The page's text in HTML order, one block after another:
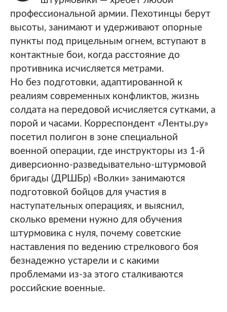
профессиональной армии. Пехотинцы берут
высоты, занимают и удерживают опорные
пункты под прицельным огнем, вступают в
контактные бои, когда расстояние до
противника исчисляется метрами.
Но без подготовки, адаптированной к
реалиям современных конфликтов, жизнь
солдата на передовой исчисляется сутками, а
порой и часами. Корреспондент «Ленты.ру»
посетил полигон в зоне специальной
военной операции, где инструкторы из 1-й
диверсионно-разведывательно-штурмовой
бригады (ДРШБр) «Волки» занимаются
подготовкой бойцов для участия в
наступательных операциях, и выяснил,
сколько времени нужно для обучения
штурмовика с нуля, почему советские
наставления по ведению стрелкового боя
безнадежно устарели и с какими
проблемами из-за этого сталкиваются
российские военные.